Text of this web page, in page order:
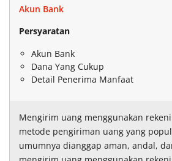
Akun Bank
Persyaratan
Akun Bank
Dana Yang Cukup
Detail Penerima Manfaat
Mengirim uang menggunakan
metode pengiriman uang yang
umumnya dianggap aman, andal,